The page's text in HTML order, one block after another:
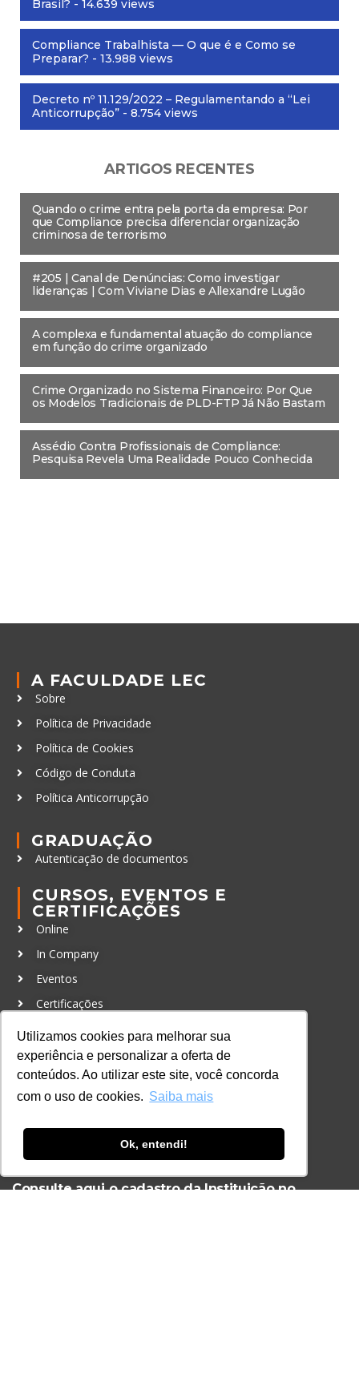
Utilizamos cookies para melhorar sua
experiência e personalizar a oferta de
conteúdos. Ao utilizar este site, você concorda
com o uso de cookies. Saiba mais
Ok, entendi!
Brasil? - 14.639 views
Compliance Trabalhista — O que é e Como se
Preparar? - 13.988 views
Decreto nº 11.129/2022 – Regulamentando a “Lei
Anticorrupção” - 8.754 views
ARTIGOS RECENTES
Quando o crime entra pela porta da empresa: Por
que Compliance precisa diferenciar organização
criminosa de terrorismo
#205 | Canal de Denúncias: Como investigar
lideranças | Com Viviane Dias e Allexandre Lugão
A complexa e fundamental atuação do compliance
em função do crime organizado
Crime Organizado no Sistema Financeiro: Por Que
os Modelos Tradicionais de PLD-FTP Já Não Bastam
Assédio Contra Profissionais de Compliance:
Pesquisa Revela Uma Realidade Pouco Conhecida
A FACULDADE LEC
Sobre
Política de Privacidade
Política de Cookies
Código de Conduta
Política Anticorrupção
GRADUAÇÃO
Autenticação de documentos
CURSOS, EVENTOS E
CERTIFICAÇÕES
Online
In Company
Eventos
Certificações
CONTATO
+55 11 3259-2837
+55 11 98924-8322
Ferramenta Antifraude
Consulte aqui o cadastro da Instituição no